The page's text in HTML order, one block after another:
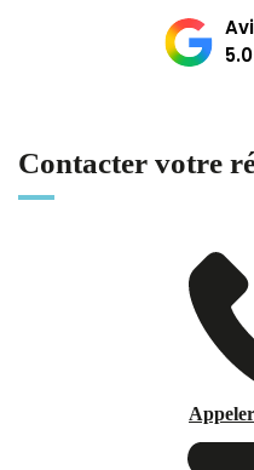
5.0
Contacter votre